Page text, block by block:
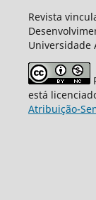
Revista
Universidade
está
Atribuição-